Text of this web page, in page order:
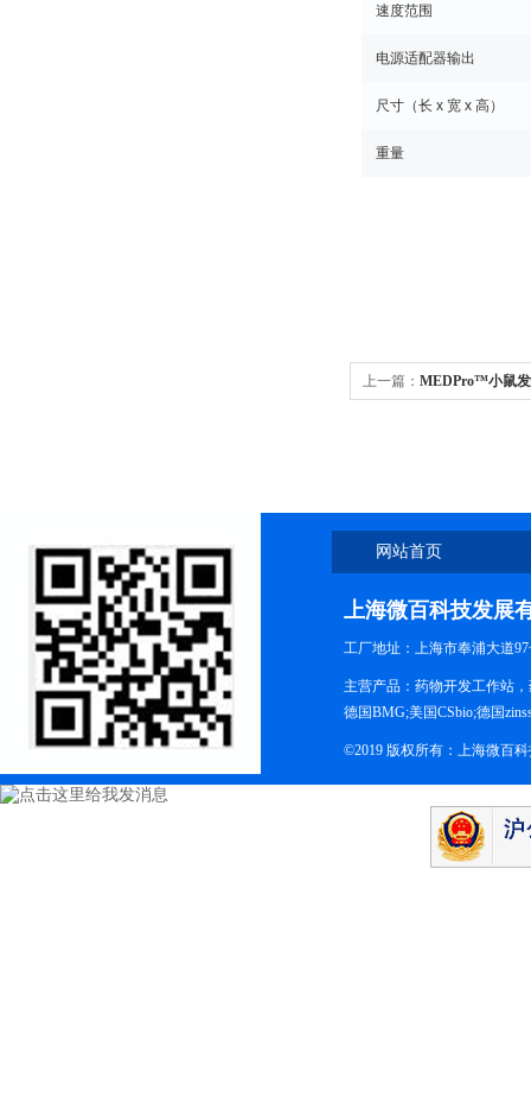
速度范围
电源适配器输出
尺寸（长 x 宽 x 高）
重量
上一篇： MEDPro™小鼠
网站首页
上海微百科技发展
工厂地址：上海市奉浦大道
主营产品：药物开发工作站
德国BMG;美国CSbio;德国
©2019 版权所有：上海微百